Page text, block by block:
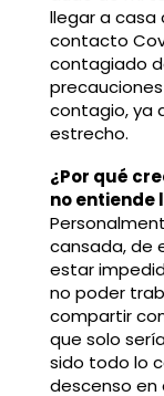
llegar a casa
contacto
contagiado
contagio, ya
estrecho.
¿Por qué
no entiende
cansada, de
estar
no poder
compartir
que solo
sido todo lo
descenso en